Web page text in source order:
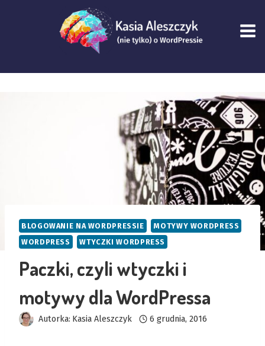
BLOGOWANIE NA WORDPRESSIE
MOTYWY WORDPRESS
WORDPRESS
WTYCZKI WORDPRESS
Paczki, czyli wtyczki i
motywy dla WordPressa
Autorka: Kasia Aleszczyk 6 grudnia, 2016